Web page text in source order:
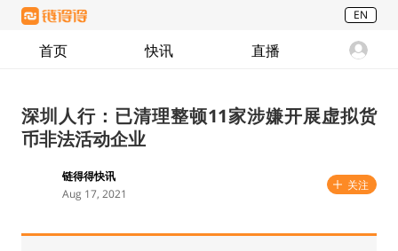
EN
首页 快讯 直播
深圳人行：已清理整顿11家涉嫌开展虚拟货
币非法活动企业
链得得快讯
Aug 17, 2021
关注